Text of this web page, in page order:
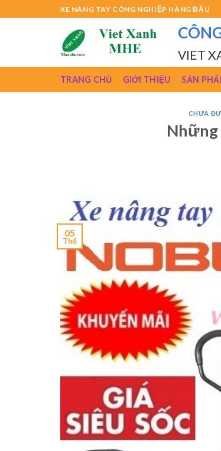
to
XE NÂNG TAY CÔNG NGHIỆP HÀNG ĐẦU
VIET
TRANG CHỦ GIỚI THIỆU SẢN
CHƯA
Những
05
Th6